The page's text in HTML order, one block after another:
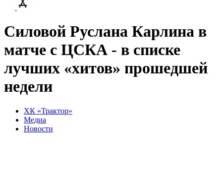
Силовой Руслана Карлина в
матче с ЦСКА - в списке
лучших «хитов» прошедшей
недели
ХК «Трактор»
Медиа
Новости